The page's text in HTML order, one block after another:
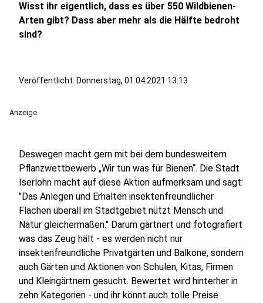
Wisst ihr eigentlich, dass es über 550 Wildbienen-
Arten gibt? Dass aber mehr als die Hälfte bedroht
sind?
Veröffentlicht: Donnerstag, 01.04.2021 13:13
Anzeige
Deswegen macht gern mit bei dem bundesweitem
Pflanzwettbewerb „Wir tun was für Bienen“. Die Stadt
Iserlohn macht auf diese Aktion aufmerksam und sagt:
"Das Anlegen und Erhalten insektenfreundlicher
Flächen überall im Stadtgebiet nützt Mensch und
Natur gleichermaßen." Darum gärtnert und fotografiert
was das Zeug hält - es werden nicht nur
insektenfreundliche Privatgärten und Balkone, sondern
auch Gärten und Aktionen von Schulen, Kitas, Firmen
und Kleingärtnern gesucht. Bewertet wird hinterher in
zehn Kategorien - und ihr könnt auch tolle Preise